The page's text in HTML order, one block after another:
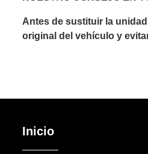
Antes de sustituir la
original del vehículo y
Inicio